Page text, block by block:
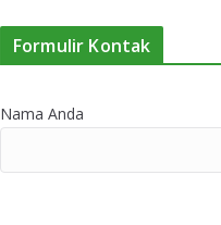
Formulir Kontak
Nama Anda